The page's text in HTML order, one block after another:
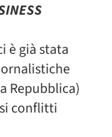
è già stata
Repubblica)
conflitti